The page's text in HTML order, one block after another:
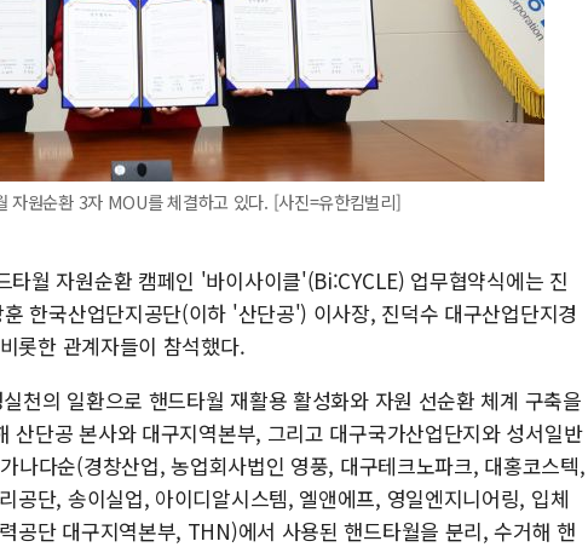
자원순환 3자 MOU를 체결하고 있다. [사진=유한킴벌리]
타월 자원순환 캠페인 '바이사이클'(Bi:CYCLE) 업무협약식에는 진
한국산업단지공단(이하 '산단공') 이사장, 진덕수 대구산업단지경
롯한 관계자들이 참석했다.
천의 일환으로 핸드타월 재활용 활성화와 자원 선순환 체계 구축을
산단공 본사와 대구지역본부, 그리고 대구국가산업단지와 성서일반
나다순(경창산업, 농업회사법인 영풍, 대구테크노파크, 대홍코스텍,
공단, 송이실업, 아이디알시스템, 엘앤에프, 영일엔지니어링, 입체
공단 대구지역본부, THN)에서 사용된 핸드타월을 분리, 수거해 핸